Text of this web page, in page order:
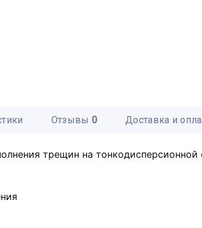
Отзывы 0 Доставка и
трещин на тонкодисперсионной